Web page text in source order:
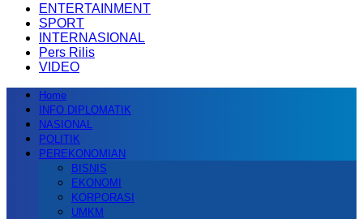
ENTERTAINMENT
SPORT
INTERNASIONAL
Pers Rilis
VIDEO
Home
INFO DIPLOMATIK
NASIONAL
POLITIK
PEREKONOMIAN
BISNIS
EKONOMI
KORPORASI
UMKM